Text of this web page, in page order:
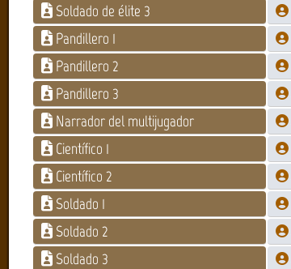
Soldado de élite 3
Pandillero 1
Pandillero 2
Pandillero 3
Narrador del multijugador
Científico 1
Científico 2
Soldado 1
Soldado 2
Soldado 3